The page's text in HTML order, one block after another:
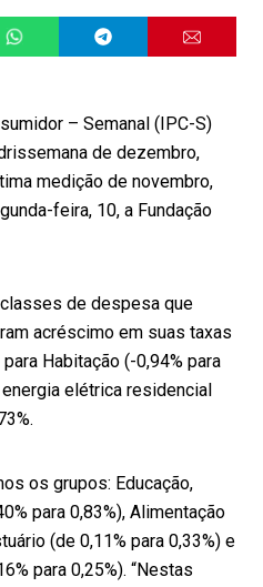
– Semanal (IPC-S)
de dezembro,
medição de novembro,
feira, 10, a Fundação
de despesa que
acréscimo em suas taxas
Habitação (-0,94% para
elétrica residencial
os grupos: Educação,
para 0,83%), Alimentação
(de 0,11% para 0,33%) e
para 0,25%). “Nestas